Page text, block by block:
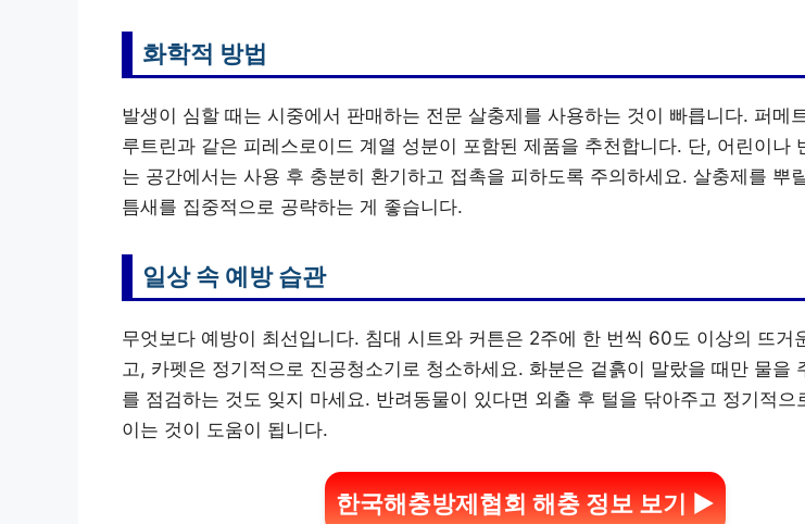
화학적 방법
발생이 심할 때는 시중에서 판매하는 전문 살충제를 사용하는 것이 빠릅니다. 퍼메
루트린과 같은 피레스로이드 계열 성분이 포함된 제품을 추천합니다. 단, 어린이나
는 공간에서는 사용 후 충분히 환기하고 접촉을 피하도록 주의하세요. 살충제를 뿌
틈새를 집중적으로 공략하는 게 좋습니다.
일상 속 예방 습관
무엇보다 예방이 최선입니다. 침대 시트와 커튼은 2주에 한 번씩 60도 이상의 뜨거
고, 카펫은 정기적으로 진공청소기로 청소하세요. 화분은 겉흙이 말랐을 때만 물을
를 점검하는 것도 잊지 마세요. 반려동물이 있다면 외출 후 털을 닦아주고 정기적으
이는 것이 도움이 됩니다.
한국해충방제협회 해충 정보 보기 ▶